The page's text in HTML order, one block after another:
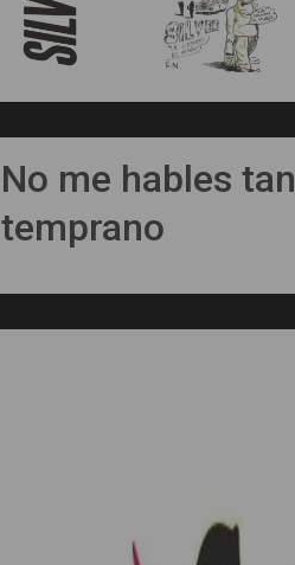
No me hables tan
temprano